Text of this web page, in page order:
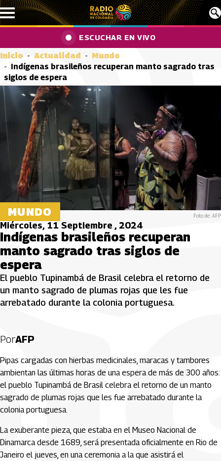
Pasar al contenido principal
ESCUCHAR EN VIVO
Inicio Actualidad
Mundo
Indígenas brasileños recuperan manto sagrado tras
siglos de espera
MUNDO Foto de: AFP
Miércoles, 11 Septiembre , 2024
Indígenas brasileños recuperan
manto sagrado tras siglos de
espera
El pueblo Tupinambá de Brasil celebra el retorno de
un manto sagrado de plumas rojas que les fue
arrebatado durante la colonia portuguesa.
PorAFP
Pipas cargadas con hierbas medicinales, maracas y tambores
ambientan las últimas horas de una espera de más de 300 años:
el pueblo Tupinambá de Brasil celebra el retorno de un manto
sagrado de plumas rojas que les fue arrebatado durante la
colonia portuguesa.
La exuberante pieza, que estaba en el Museo Nacional de
Dinamarca desde 1689, será presentada oficialmente en Rio de
Janeiro el jueves, en una ceremonia a la que asistirá el